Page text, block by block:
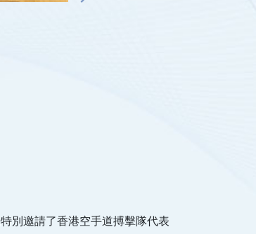
別邀請了香港空手道搏擊隊代表